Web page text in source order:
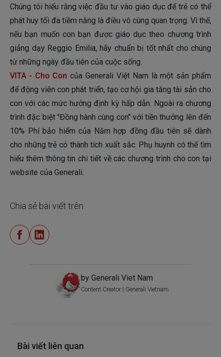
Chúng tôi hiểu rằng việc đầu tư vào giáo dục để trẻ có thể
phát huy tối đa tiềm năng là điều vô cùng quan trọng. Vì thế,
nếu bạn muốn con bạn được giáo dục theo chương trình
giảng dạy Reggio Emilia, hãy chuẩn bị tốt nhất cho chúng
từ những ngày đầu tiên của cuộc sống.
VITA - Cho Con của Generali Việt Nam là một sản phẩm
để động viên con phát triển, tạo cơ hội gia tăng tài sản cho
con với các mức hưởng định kỳ hấp dẫn. Ngoài ra chương
trình đặc biệt "Đồng hành cùng con" với tiền thưởng lên đến
10% Phí bảo hiểm của Năm hợp đồng đầu tiên sẽ dành
cho những trẻ có thành tích xuất sắc. Phụ huynh có thể tìm
hiểu thêm thông tin chi tiết về các chương trình cho con tại
website của Generali.
Chia sẻ bài viết trên
by Generali Viet Nam
Content Creator | Generali Vietnam
Bài viết liên quan